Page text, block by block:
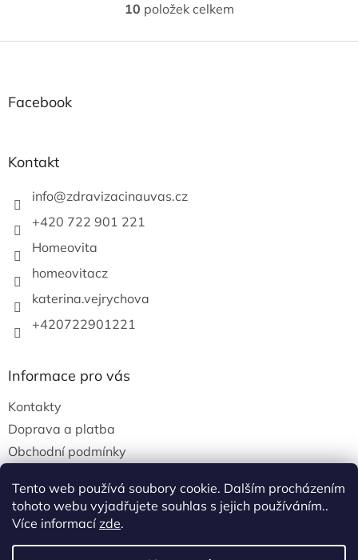
Tento web používá soubory cookie. Dalším procházením
tohoto webu vyjadřujete souhlas s jejich používáním..
Více informacízde.
O
l
y
10 položek celkem
Facebook
Kontakt
info@zdravizacinauvas.cz
+420 722 901 221
Homeovita
homeovitacz
katerina.vejrychova
+420722901221
Informace pro vás
Kontakty
Doprava a platba
Obchodní podmínky
Vytvořil Shoptet